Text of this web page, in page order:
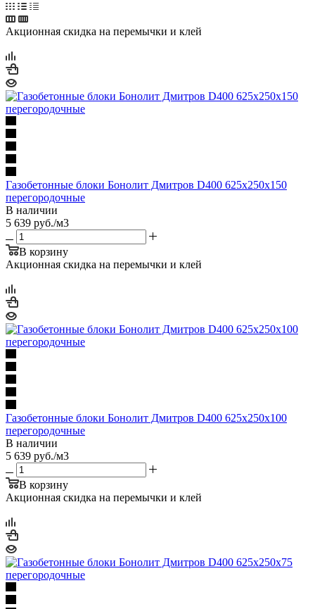
Акционная скидка на перемычки и клей
Газобетонные блоки Бонолит Дмитров D400 625х250х150
перегородочные
В наличии
5 639 руб./м3
В корзину
Акционная скидка на перемычки и клей
Газобетонные блоки Бонолит Дмитров D400 625х250х100
перегородочные
В наличии
5 639 руб./м3
В корзину
Акционная скидка на перемычки и клей